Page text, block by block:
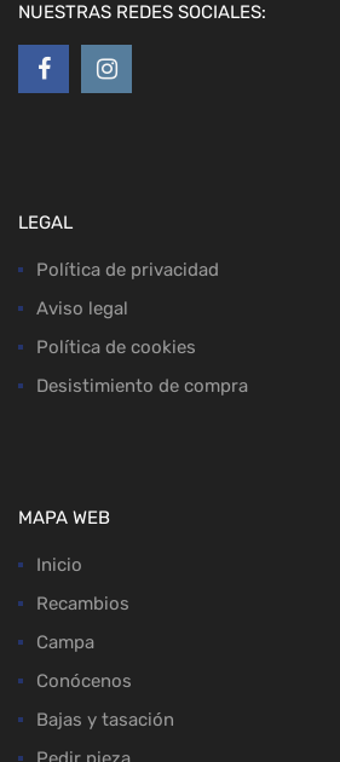
NUESTRAS REDES SOCIALES:
LEGAL
Política de privacidad
Aviso legal
Política de cookies
Desistimiento de compra
MAPA WEB
Inicio
Recambios
Campa
Conócenos
Bajas y tasación